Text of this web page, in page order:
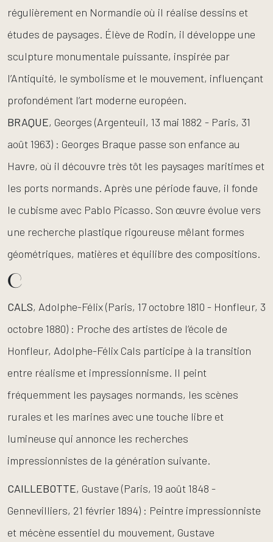
régulièrement en Normandie où il réalise dessins et
études de paysages. Élève de Rodin, il développe une
sculpture monumentale puissante, inspirée par
l’Antiquité, le symbolisme et le mouvement, influençant
profondément l’art moderne européen.
BRAQUE, Georges (Argenteuil, 13 mai 1882 - Paris, 31
août 1963) : Georges Braque passe son enfance au
Havre, où il découvre très tôt les paysages maritimes et
les ports normands. Après une période fauve, il fonde
le cubisme avec Pablo Picasso. Son œuvre évolue vers
une recherche plastique rigoureuse mêlant formes
géométriques, matières et équilibre des compositions.
C
CALS, Adolphe-Félix (Paris, 17 octobre 1810 - Honfleur, 3
octobre 1880) : Proche des artistes de l’école de
Honfleur, Adolphe-Félix Cals participe à la transition
entre réalisme et impressionnisme. Il peint
fréquemment les paysages normands, les scènes
rurales et les marines avec une touche libre et
lumineuse qui annonce les recherches
impressionnistes de la génération suivante.
CAILLEBOTTE, Gustave (Paris, 19 août 1848 -
Gennevilliers, 21 février 1894) : Peintre impressionniste
et mécène essentiel du mouvement, Gustave